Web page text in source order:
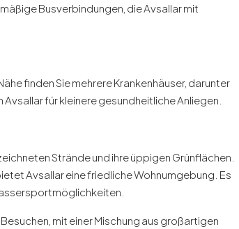
Busverbindungen, die Avsallar mit
finden Sie mehrere Krankenhäuser, darunter
für kleinere gesundheitliche Anliegen.
Strände und ihre üppigen Grünflächen.
Avsallar eine friedliche Wohnumgebung. Es
mit einer Mischung aus großartigen